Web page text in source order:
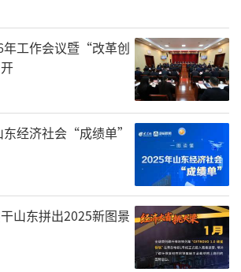
起。
半理性，一半感性
收集十余吨废旧中小学教材、
压制成“砖块”，砌起来一座
桌上堆满了书本，又通过纸雕
背后刻画出学生的肖像。当灯
，每摞书都影影绰绰地显出不
青春期被埋进题海里的集体记
间浮现。
年工作会议暨“改革创
经济社会“成绩单”
山东拼出2025新图景